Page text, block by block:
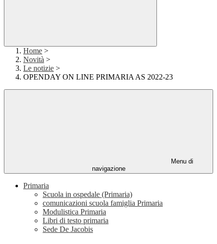
Home >
Novità >
Le notizie >
OPENDAY ON LINE PRIMARIA AS 2022-23
Menu di
navigazione
Primaria
Scuola in ospedale (Primaria)
comunicazioni scuola famiglia Primaria
Modulistica Primaria
Libri di testo primaria
Sede De Jacobis